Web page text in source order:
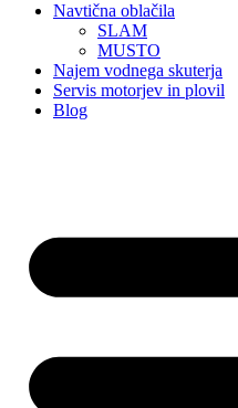
Navtična oblačila
SLAM
MUSTO
Najem vodnega skuterja
Servis motorjev in plovil
Blog